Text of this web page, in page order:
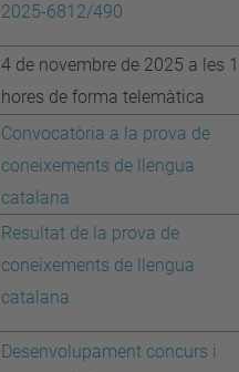
2025-6812/490
4 de novembre de 2025 a les
hores de forma telemàtica
Convocatòria a la prova de
coneixements de llengua
catalana
Resultat de la prova de
coneixements de llengua
catalana
Desenvolupament concurs i